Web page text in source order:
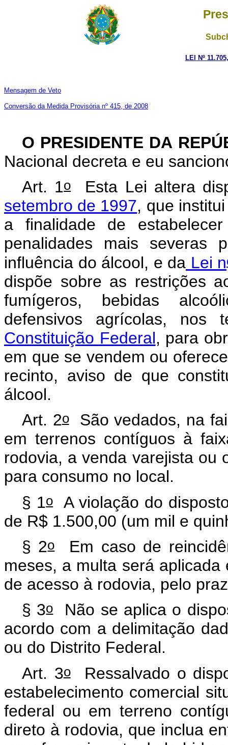
LEI Nº
Mensagem de Veto
Conversão da Medida Provisória nº 415, de 2008
O PRESIDENTE DA
Nacional decreta e eu
Art. 1oEsta Lei altera
setembro de 1997, que
a finalidade de
penalidades mais
influência do álcool, e da Lei n
dispõe sobre as restrições
fumígeros, bebidas
defensivos agrícolas,
Constituição Federal, para
em que se vendem ou
recinto, aviso de que
álcool.
Art. 2oSão vedados, na
em terrenos contíguos à
rodovia, a venda varejista ou
para consumo no local.
§ 1oA violação do
de R$ 1.500,00 (um mil e
§ 2oEm caso de
meses, a multa será
de acesso à rodovia, pelo
§ 3oNão se aplica o
acordo com a delimitação
ou do Distrito Federal.
Art. 3oRessalvado o
estabelecimento comercial
federal ou em terreno
direto à rodovia, que inclua